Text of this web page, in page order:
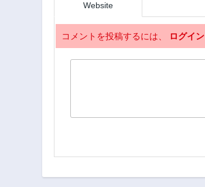
Website
コメントを投稿するには、 ログイン